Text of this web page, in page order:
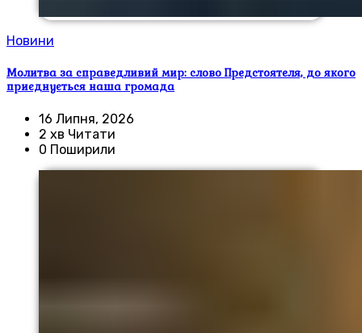
Новини
Молитва за справедливий мир: слово Предстоятеля, до якого
приєднується наша громада
16 Липня, 2026
2 хв Читати
0 Поширили